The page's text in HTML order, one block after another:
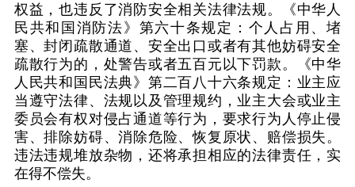
权益，也违反了消防安全相关法律法规。《中华人
民共和国消防法》第六十条规定：个人占用、堵
塞、封闭疏散通道、安全出口或者有其他妨碍安全
疏散行为的，处警告或者五百元以下罚款。《中华
人民共和国民法典》第二百八十六条规定：业主应
当遵守法律、法规以及管理规约，业主大会或业主
委员会有权对侵占通道等行为，要求行为人停止侵
害、排除妨碍、消除危险、恢复原状、赔偿损失。
违法违规堆放杂物，还将承担相应的法律责任，实
在得不偿失。